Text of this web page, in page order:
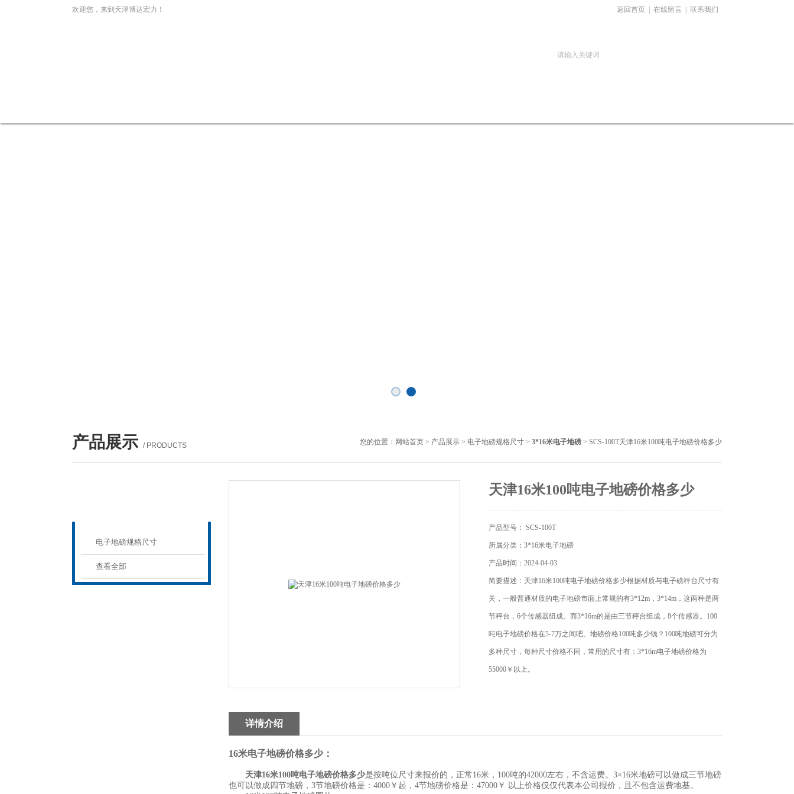
欢迎您，来到天津博达宏力！ 返回首页 在线留言 联系我们
产品展示 / PRODUCTS 您的位置： 网站首页 > 产品展示 > 电子地磅规格尺寸 > 3*16米电子地磅 > SCS-100T天津16米100吨电子地磅价格多少
电子地磅规格尺寸
查看全部
天津16米100吨电子地磅价格多少
产品型号： SCS-100T
所属分类：3*16米电子地磅
产品时间：2024-04-03
简要描述：天津16米100吨电子地磅价格多少根据材质与电子磅秤台尺寸有
关，一般普通材质的电子地磅市面上常规的有3*12m，3*14m，这两种是两
节秤台，6个传感器组成。而3*16m的是由三节秤台组成，8个传感器。100
吨电子地磅价格在5-7万之间吧。地磅价格100吨多少钱？100吨地磅可分为
多种尺寸，每种尺寸价格不同，常用的尺寸有：3*16m电子地磅价格为
55000￥以上。
详情介绍
16米电子地磅价格多少：
天津16米100吨电子地磅价格多少是按吨位尺寸来报价的，正常16米，100吨的42000左右，不含运费。3×16米地磅可以做成三节地磅
也可以做成四节地磅，3节地磅价格是：4000￥起，4节地磅价格是：47000￥ 以上价格仅仅代表本公司报价，且不包含运费地基。